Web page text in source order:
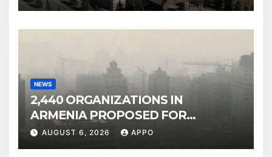
NEWS
2,440 ORGANIZATIONS IN
ARMENIA PROPOSED FOR
INCLUSION IN LIST OF AIR
AUGUST 6, 2026 APPO